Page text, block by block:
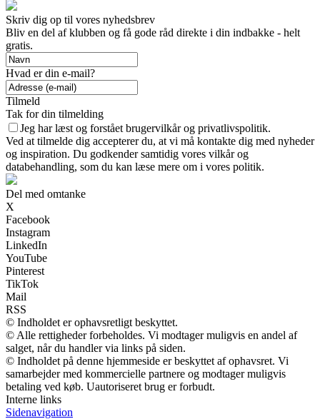
Skriv dig op til vores nyhedsbrev
Bliv en del af klubben og få gode råd direkte i din indbakke - helt
gratis.
Hvad er din e-mail?
Tilmeld
Tak for din tilmelding
Jeg har læst og forstået brugervilkår og privatlivspolitik.
Ved at tilmelde dig accepterer du, at vi må kontakte dig med nyheder
og inspiration. Du godkender samtidig vores vilkår og
databehandling, som du kan læse mere om i vores politik.
Del med omtanke
X
Facebook
Instagram
LinkedIn
YouTube
Pinterest
TikTok
Mail
RSS
© Indholdet er ophavsretligt beskyttet.
© Alle rettigheder forbeholdes. Vi modtager muligvis en andel af
salget, når du handler via links på siden.
© Indholdet på denne hjemmeside er beskyttet af ophavsret. Vi
samarbejder med kommercielle partnere og modtager muligvis
betaling ved køb. Uautoriseret brug er forbudt.
Interne links
Sidenavigation